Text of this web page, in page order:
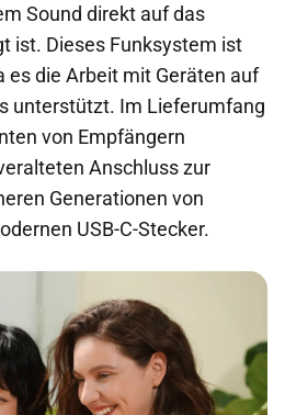
Sound direkt auf das
ist. Dieses Funksystem ist
es die Arbeit mit Geräten auf
unterstützt. Im Lieferumfang
von Empfängern
Anschluss zur
Generationen von
USB-C-Stecker.